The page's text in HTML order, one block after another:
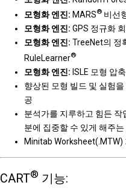
모형화 엔진: MARS® 비선
모형화 엔진: GPS 정규화
모형화 엔진: TreeNet의 정
RuleLearner®
모형화 엔진: ISLE 모형 압축
향상된 모형 빌드 및 실험
공
분석가를 지루하고 힘든
분에 집중할 수 있게 해주는
Minitab Worksheet(.MTW)
CART® 기능: